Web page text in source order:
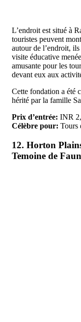
L’endroit est situé à
touristes peuvent
autour de l’endroit,
visite éducative
amusante pour les
devant eux aux
Cette fondation a été
hérité par la famille
Prix d’entrée: INR
Célèbre pour: Tours
12. Horton
Temoine de